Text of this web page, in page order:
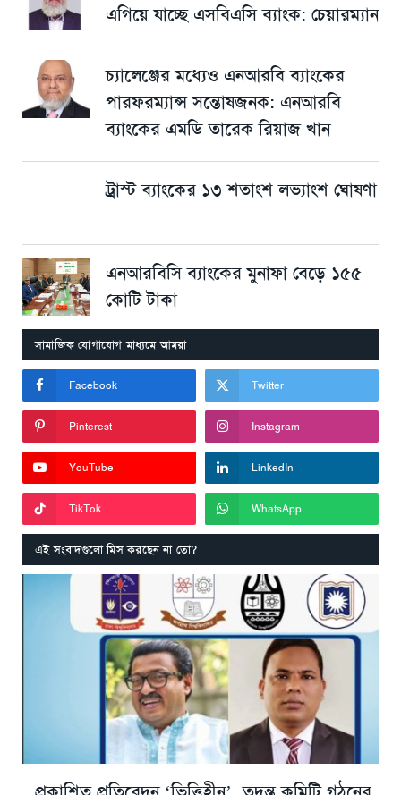
এগিয়ে যাচ্ছে এসবিএসি ব্যাংক: চেয়ারম্যান
চ্যালেঞ্জের মধ্যেও এনআরবি ব্যাংকের
পারফরম্যান্স সন্তোষজনক: এনআরবি
ব্যাংকের এমডি তারেক রিয়াজ খান
ট্রাস্ট ব্যাংকের ১৩ শতাংশ লভ্যাংশ ঘোষণা
এনআরবিসি ব্যাংকের মুনাফা বেড়ে ১৫৫
কোটি টাকা
সামাজিক যোগাযোগ মাধ্যমে আমরা
Facebook Twitter
Pinterest Instagram
YouTube LinkedIn
TikTok WhatsApp
এই সংবাদগুলো মিস করছেন না তো?